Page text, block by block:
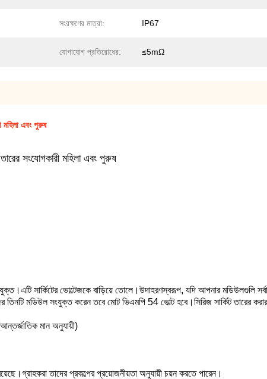
সংরক্ষণের মাত্রা: IP67
যোগাযোগ প্রতিরোধের: ≤5mΩ
এবং পুরুষ
সংযোগকারী মহিলা এবং পুরুষ
সার্কিটের ভোল্টেজকে বাড়িয়ে তোলে।উদাহরণস্বরূপ, যদি আপনার মডিউলগুলি
মডিউল সংযুক্ত করেন তবে মোট ভিএমপি 54 ভোল্ট হবে।সিরিজ সার্কিট তারের
মান অনুযায়ী)
রয়েছে।গ্রাহকরা তাদের প্রকল্পের প্রয়োজনীয়তা অনুযায়ী চয়ন করতে পারেন।